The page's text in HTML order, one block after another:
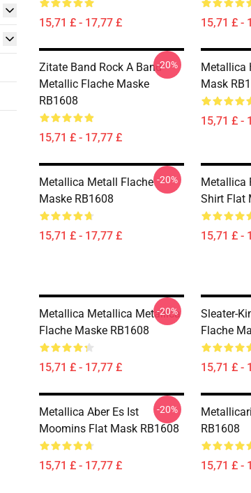
15,71 £ - 17,77 £ 15,71 £ -
Zitate Band Rock A Band
Metallic Flache Maske
RB1608
15,71 £ - 17,77 £
-20%
Metallica
Mask
15,71 £ -
Metallica Metall Flache
Maske RB1608
15,71 £ - 17,77 £
-20%
Metallica
Shirt Flat
15,71 £ -
Metallica Metallica Metallica
Flache Maske RB1608
15,71 £ - 17,77 £
-20%
Sleater-
Flache
15,71 £ -
Metallica Aber Es Ist
Moomins Flat Mask RB1608
15,71 £ - 17,77 £
-20%
RB1608
15,71 £ -